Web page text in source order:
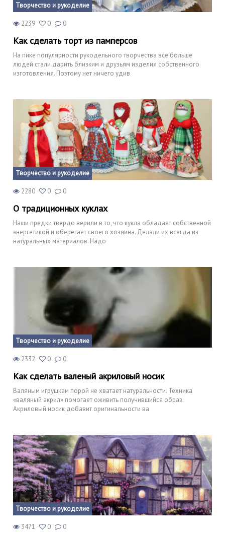
Творчество и рукоделие
2239 0 0
Как сделать торт из памперсов
На пике популярности рукодельного творчества все больше
людей стали дарить близким и друзьям изделия собственного
изготовления. Поэтому нет ничего удив
Творчество и рукоделие
2280 0 0
О традиционных куклах
Наши предки твердо верили в то, что кукла обладает собственной
энергетикой и оберегает своего хозяина. Делали их всегда из
натуральных материалов. Надо
Творчество и рукоделие
2332 0 0
Как сделать валеный акриловый носик
Валяным игрушкам порой не хватает натуральности. Техника
«валяный акрил» помогает оживить получившийся образ.
Акриловый носик добавит оригинальности ва
Творчество и рукоделие
3471 0 0